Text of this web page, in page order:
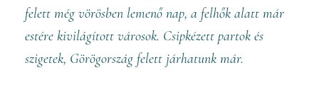
felett még vörösben lemenő nap, a felhők alatt már
estére kivilágított városok. Csipkézett partok és
szigetek, Görögország felett járhatunk már.